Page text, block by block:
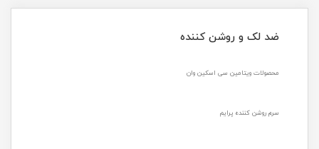
ضد لک و روشن کننده
محصولات ویتامین سی اسکین وان
سرم روشن کننده پرایم